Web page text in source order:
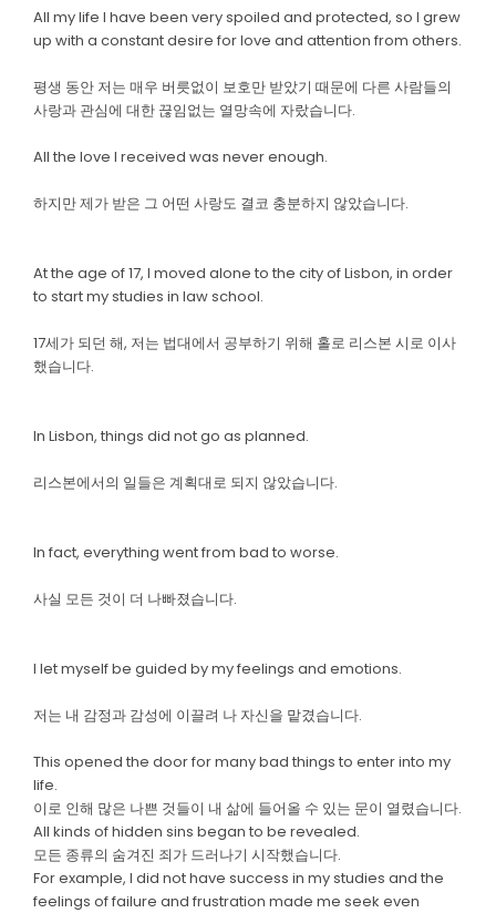
All my life I have been very spoiled and protected, so I grew
up with a constant desire for love and attention from others.
평생 동안 저는 매우 버릇없이 보호만 받았기 때문에 다른 사람들의
사랑과 관심에 대한 끊임없는 열망속에 자랐습니다.
All the love I received was never enough.
하지만 제가 받은 그 어떤 사랑도 결코 충분하지 않았습니다.
At the age of 17, I moved alone to the city of Lisbon, in order
to start my studies in law school.
17세가 되던 해, 저는 법대에서 공부하기 위해 홀로 리스본 시로 이사
했습니다.
In Lisbon, things did not go as planned.
리스본에서의 일들은 계획대로 되지 않았습니다.
In fact, everything went from bad to worse.
사실 모든 것이 더 나빠졌습니다.
I let myself be guided by my feelings and emotions.
저는 내 감정과 감성에 이끌려 나 자신을 맡겼습니다.
This opened the door for many bad things to enter into my
life.
이로 인해 많은 나쁜 것들이 내 삶에 들어올 수 있는 문이 열렸습니다.
All kinds of hidden sins began to be revealed.
모든 종류의 숨겨진 죄가 드러나기 시작했습니다.
For example, I did not have success in my studies and the
feelings of failure and frustration made me seek even